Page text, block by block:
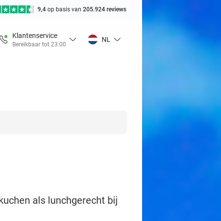
9,4 op basis van 205.924 reviews
Klantenservice
Bereikbaar tot 23:00
NL
als lunchgerecht bij